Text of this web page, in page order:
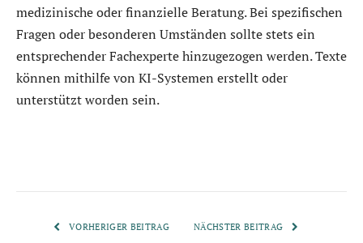
medizinische oder finanzielle Beratung. Bei spezifischen
Fragen oder besonderen Umständen sollte stets ein
entsprechender Fachexperte hinzugezogen werden. Texte
können mithilfe von KI-Systemen erstellt oder
unterstützt worden sein.
VORHERIGER BEITRAG NÄCHSTER BEITRAG